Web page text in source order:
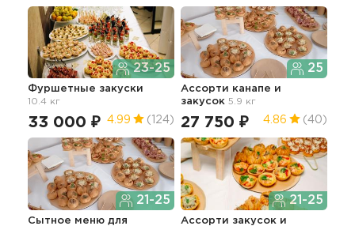
23-25
Фуршетные закуски
10.4 кг
33 000 ₽ 4.99 (124)
25
Ассорти канапе и
закусок 5.9 кг
27 750 ₽ 4.86 (40)
21-25
Сытное меню для
21-25
Ассорти закусок и